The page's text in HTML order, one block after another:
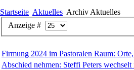
Startseite Aktuelles Archiv Aktuelles
Anzeige #
Firmung 2024 im Pastoralen Raum:
Abschied nehmen: Steffi Peters wechselt